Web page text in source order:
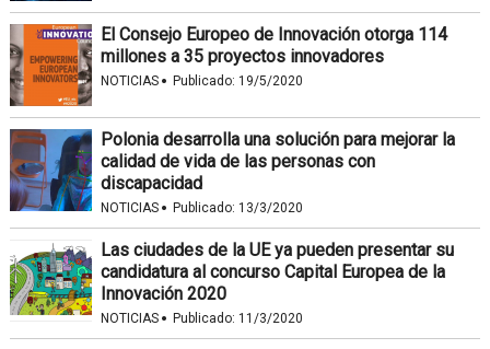
El Consejo Europeo de Innovación otorga 114
millones a 35 proyectos innovadores
NOTICIAS · Publicado: 19/5/2020
Polonia desarrolla una solución para mejorar la
calidad de vida de las personas con
discapacidad
NOTICIAS · Publicado: 13/3/2020
Las ciudades de la UE ya pueden presentar su
candidatura al concurso Capital Europea de la
Innovación 2020
NOTICIAS · Publicado: 11/3/2020